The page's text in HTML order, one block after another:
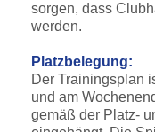
sorgen, dass
werden.
Platzbelegung:
Der Trainingsplan
und am
gemäß der Platz-